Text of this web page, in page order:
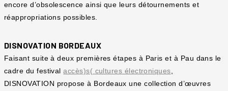
encore d’obsolescence ainsi que leurs détournements et
réappropriations possibles.
DISNOVATION BORDEAUX
Faisant suite à deux premières étapes à Paris et à Pau dans le
cadre du festivalaccès)s( cultures électroniques,
DISNOVATION propose à Bordeaux une collection d’œuvres